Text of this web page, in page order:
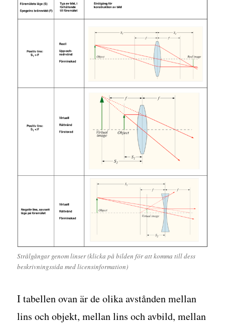
Strålgångar genom linser (klicka på bilden för att komma till dess
beskrivningssida med licensinformation)
I tabellen ovan är de olika avstånden mellan
lins och objekt, mellan lins och avbild, mellan